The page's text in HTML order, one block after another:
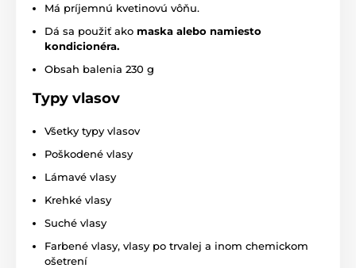
Má príjemnú kvetinovú vôňu.
Dá sa použiť ako maska alebo namiesto
kondicionéra.
Obsah balenia 230 g
Typy vlasov
Všetky typy vlasov
Poškodené vlasy
Lámavé vlasy
Krehké vlasy
Suché vlasy
Farbené vlasy, vlasy po trvalej a inom chemickom
ošetrení